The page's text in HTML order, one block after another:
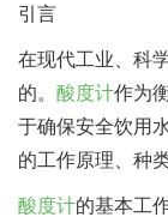
引言
在现代工业、科
的。 酸度计作为
于确保安全饮用
的工作原理、种
酸度计的基本工